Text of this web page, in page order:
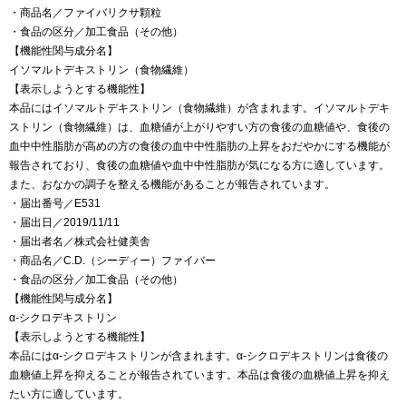
・商品名／ファイバリクサ顆粒
・食品の区分／加工食品（その他）
【機能性関与成分名】
イソマルトデキストリン（食物繊維）
【表示しようとする機能性】
本品にはイソマルトデキストリン（食物繊維）が含まれます。イソマルトデキ
ストリン（食物繊維）は、血糖値が上がりやすい方の食後の血糖値や、食後の
血中中性脂肪が高めの方の食後の血中中性脂肪の上昇をおだやかにする機能が
報告されており、食後の血糖値や血中中性脂肪が気になる方に適しています。
また、おなかの調子を整える機能があることが報告されています。
・届出番号／E531
・届出日／2019/11/11
・届出者名／株式会社健美舎
・商品名／C.D.（シーディー）ファイバー
・食品の区分／加工食品（その他）
【機能性関与成分名】
α‐シクロデキストリン
【表示しようとする機能性】
本品にはα‐シクロデキストリンが含まれます。α‐シクロデキストリンは食後の
血糖値上昇を抑えることが報告されています。本品は食後の血糖値上昇を抑え
たい方に適しています。